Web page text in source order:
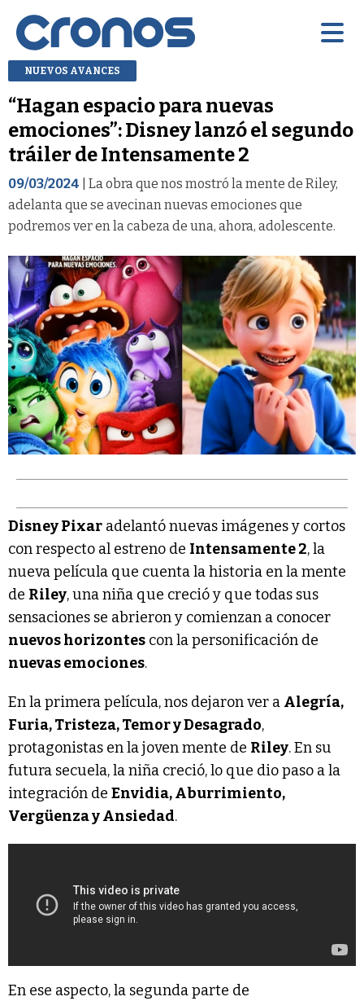
NUEVOS AVANCES
“Hagan espacio para nuevas
emociones”: Disney lanzó el segundo
tráiler de Intensamente 2
09/03/2024 | La obra que nos mostró la mente de Riley,
adelanta que se avecinan nuevas emociones que
podremos ver en la cabeza de una, ahora, adolescente.
Disney Pixar adelantó nuevas imágenes y cortos
con respecto al estreno de Intensamente 2, la
nueva película que cuenta la historia en la mente
de Riley, una niña que creció y que todas sus
sensaciones se abrieron y comienzan a conocer
nuevos horizontes con la personificación de
nuevas emociones.
En la primera película, nos dejaron ver a Alegría,
Furia, Tristeza, Temor y Desagrado,
protagonistas en la joven mente de Riley. En su
futura secuela, la niña creció, lo que dio paso a la
integración de Envidia, Aburrimiento,
Vergüenza y Ansiedad.
En ese aspecto, la segunda parte de